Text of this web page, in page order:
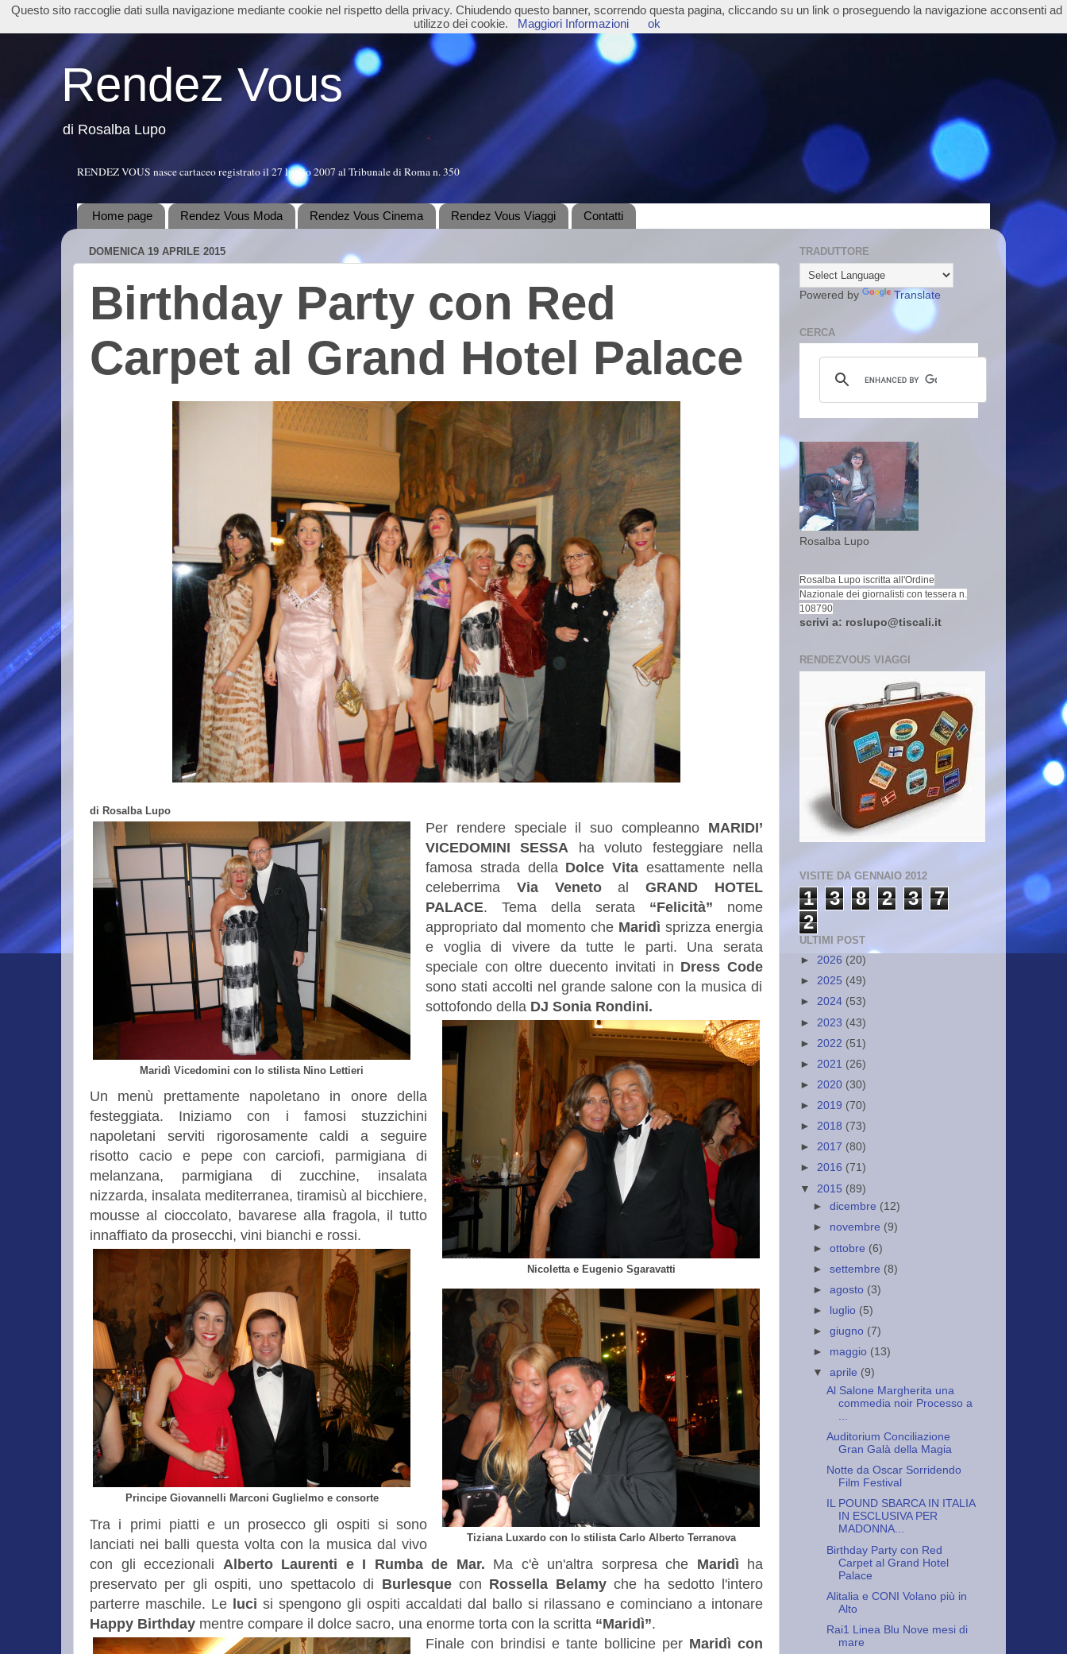
Rendez Vous
di Rosalba Lupo
RENDEZ VOUS nasce cartaceo registrato il 27 luglio 2007 al Tribunale di Roma n. 350
Home page Rendez Vous Moda Rendez Vous Cinema Rendez Vous Viaggi Contatti
DOMENICA 19 APRILE 2015
Birthday Party con Red
Carpet al Grand Hotel Palace
di Rosalba Lupo
Maridì Vicedomini con lo stilista Nino Lettieri
Per rendere speciale il suo compleanno MARIDI’
VICEDOMINI SESSA ha voluto festeggiare nella
famosa strada della Dolce Vitaesattamente nella
celeberrima Via VenetoalGRAND HOTEL
PALACE. Tema della serata “Felicità” nome
appropriato dal momento che Maridì sprizza energia
e voglia di
vivere da tutte le parti. Una serata
speciale con oltre duecento invitati in Dress Code
sono stati accolti nel grande salone con la musica di
sottofondo della DJ Sonia Rondini.
Nicoletta e Eugenio Sgaravatti
Un menù prettamente napoletano in onore della
festeggiata. Iniziamo con i famosi stuzzichini
napoletani serviti rigorosamente caldi a seguire
risotto cacio e pepe con carciofi, parmigiana di
melanzana, parmigiana di zucchine, insalata
nizzarda, insalata mediterranea, tiramisù al bicchiere,
mousse al cioccolato, bavarese alla fragola, il tutto
innaffiato da prosecchi, vini bianchi e rossi.
Principe Giovannelli Marconi Guglielmo e consorte
Tiziana Luxardo con lo stilista Carlo Alberto Terranova
Tra i primi piatti e un prosecco gli ospiti si sono
lanciati nei balli questa volta con la musica dal vivo
con gli eccezionali Alberto Laurenti e I Rumba de Mar. Ma c'è un'altra sorpresa che Maridì ha
preservato per gli ospiti, uno spettacolo di Burlesque con Rossella Belamy che ha sedotto l'intero
parterre maschile. Le luci si spengono gli ospiti accaldati dal ballo si rilassano e cominciano a intonare
Happy Birthday mentre compare il dolce sacro, una enorme torta con la scritta “Maridì”.
Finale con brindisi e tante bollicine per Maridì con
TRADUTTORE
Powered by Translate
CERCA
Rosalba Lupo
Rosalba Lupo iscritta all'Ordine
Nazionale dei giornalisti con tessera n.
108790
scrivi a: roslupo@tiscali.it
RENDEZVOUS VIAGGI
VISITE DA GENNAIO 2012
1 3 8 2 3
7
2
ULTIMI POST
► 2026 (20)
► 2025 (49)
► 2024 (53)
► 2023 (43)
► 2022 (51)
► 2021 (26)
► 2020 (30)
► 2019 (70)
► 2018 (73)
► 2017 (80)
► 2016 (71)
▼ 2015 (89)
►dicembre (12)
► novembre (9)
►ottobre (6)
►settembre (8)
►agosto (3)
►
luglio (5)
►giugno (7)
► maggio (13)
▼aprile (9)
Al Salone Margherita una
commedia noir Processo a
...
Auditorium Conciliazione
Gran Galà della Magia
Notte da Oscar Sorridendo
Film Festival
IL POUND SBARCA IN ITALIA
IN ESCLUSIVA PER
MADONNA...
Birthday Party con Red
Carpet al Grand Hotel
Palace
Alitalia e CONI Volano più in
Alto
Rai1 Linea Blu Nove mesi di
mare
Questo sito raccoglie dati sulla navigazione mediante cookie nel rispetto della privacy. Chiudendo questo banner, scorrendo questa pagina, cliccando su un link o proseguendo la navigazione acconsenti ad
utilizzo dei cookie.
Maggiori Informazioni ok